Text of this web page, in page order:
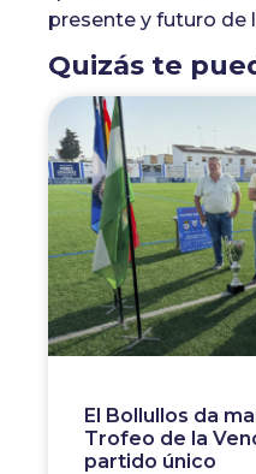
presente y futuro de
Quizás te
El Bollullos da
Trofeo de la
partido único